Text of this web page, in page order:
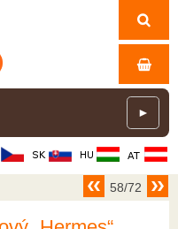
►
58/72